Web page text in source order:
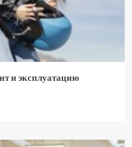
и эксплуатацию